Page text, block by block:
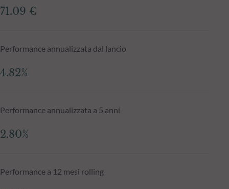
71.09 €
Performance annualizzata dal lancio
4.82%
Performance annualizzata a 5 anni
2.80%
Performance a 12 mesi rolling